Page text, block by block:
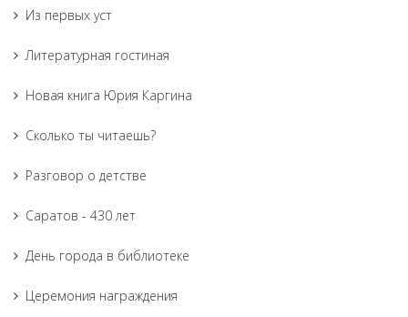
Из первых уст
Литературная гостиная
Новая книга Юрия Каргина
Сколько ты читаешь?
Разговор о детстве
Саратов - 430 лет
День города в библиотеке
Церемония награждения